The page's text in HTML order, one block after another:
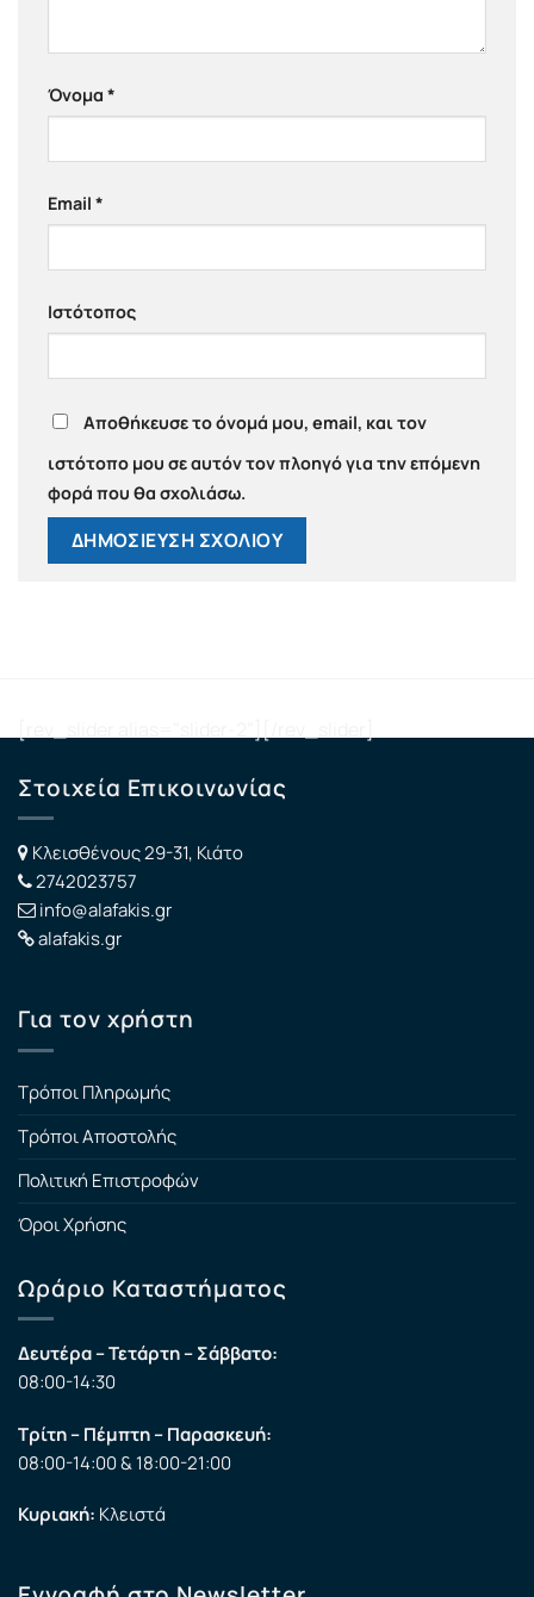
Όνομα *
Email *
Ιστότοπος
Αποθήκευσε το όνομά μου, email, και τον
ιστότοπο μου σε αυτόν τον πλοηγό για την επόμενη
φορά που θα σχολιάσω.
Στοιχεία Επικοινωνίας
Κλεισθένους 29-31, Κιάτο
2742023757
info@alafakis.gr
alafakis.gr
Για τον χρήστη
Τρόποι Πληρωμής
Τρόποι Αποστολής
Πολιτική Επιστροφών
Όροι Χρήσης
Ωράριο Καταστήματος
Δευτέρα – Τετάρτη – Σάββατο:
08:00-14:30
Τρίτη – Πέμπτη – Παρασκευή:
08:00-14:00 & 18:00-21:00
Κυριακή: Κλειστά